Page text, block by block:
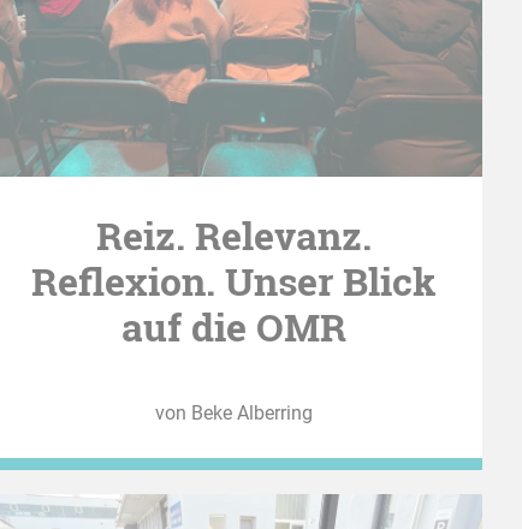
Reiz. Relevanz.
Reflexion. Unser Blick
auf die OMR
von Beke Alberring